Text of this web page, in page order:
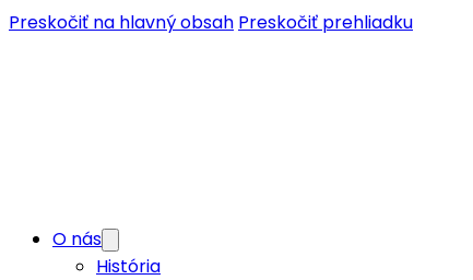
Preskočiť na hlavný obsah Preskočiť prehliadku
O nás
História